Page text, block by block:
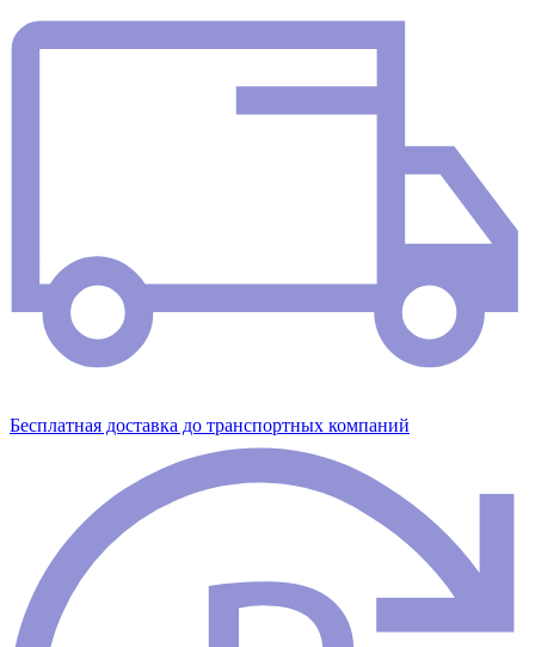
Бесплатная доставка до транспортных компаний